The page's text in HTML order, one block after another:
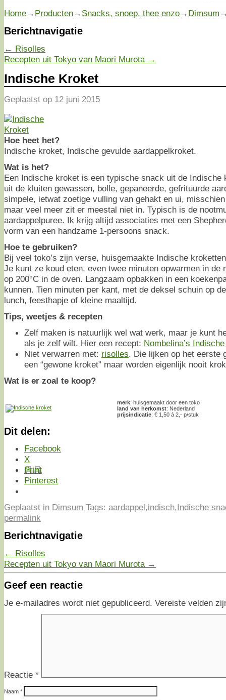
Home→ Producten→ Snacks, snoep, thee enzo→ Dimsum
Berichtnavigatie
← Risolles
Recepten uit Tokyo van Maori Murota →
Indische Kroket
Geplaatst op 12 juni 2015
Hoe heet het?
Indische kroket, Indische gevulde aardappelkroket.
Wat is het?
Een Indische kroket is een typische snack uit de Indische
uit de kluiten gewassen, bolle, gepaneerde, gefrituurde
simpele, ietwat zoetige vulling van gehakt en ui,
maar veel meer zit er meestal niet in. Typisch is de
aardappelpuree. Ik krijg altijd associaties met een
vorm van een handzame 1-persoons snack.
Hoe te gebruiken?
Bij veel toko’s zijn verse, huisgemaakte Indische
Je kunt ze koud eten, even twee minuten opwarmen in de
op 200°C in de oven. Langzaam opbakken in een
kunnen. Tien minuten per kant, met de deksel schuin op
lunch, feesthapje of kleine maaltijd.
Tips, weetjes & recepten
Zelf maken is natuurlijk wel wat werk, maar je kunt
als je zelf wilt. Hier een recept: Nombelina’s
Niet verwarren met: risolles. Die lijken op het eerste
een “gewone kroket” maar worden eigenlijk nooit
Wat is er zoal te koop?
merk: huisgemaakt door een toko
land van herkomst: Nederland
prijsindicatie: € 1,50 á 2,- p/stuk
Dit delen:
Facebook
X
Print
Pinterest
Geplaatst in Dimsum Tags: aardappel,indisch,Indische
permalink
Berichtnavigatie
← Risolles
Recepten uit Tokyo van Maori Murota →
Geef een reactie
Je e-mailadres wordt niet gepubliceerd. Vereiste velden
Reactie *
Naam *